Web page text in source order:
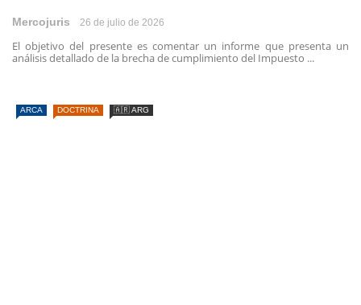
Mercojuris 26 de julio de 2026
El objetivo del presente es comentar un informe que presenta un
análisis detallado de la brecha de cumplimiento del Impuesto ...
ARCA DOCTRINA 🇦🇷 ARG